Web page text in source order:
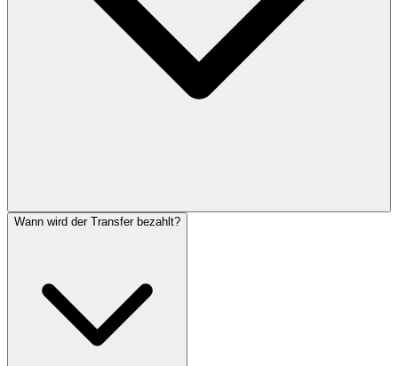
Wann wird der Transfer bezahlt?